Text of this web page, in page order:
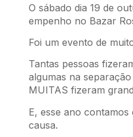
O sábado dia 19 de
empenho no Bazar
Foi um evento de
Tantas pessoas
algumas na
MUITAS fizeram
E, esse ano
causa.